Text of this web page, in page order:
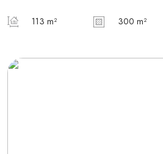
113 m² 300 m²